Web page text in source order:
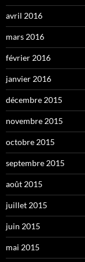
avril 2016
mars 2016
février 2016
janvier 2016
décembre 2015
novembre 2015
octobre 2015
septembre 2015
août 2015
juillet 2015
juin 2015
mai 2015